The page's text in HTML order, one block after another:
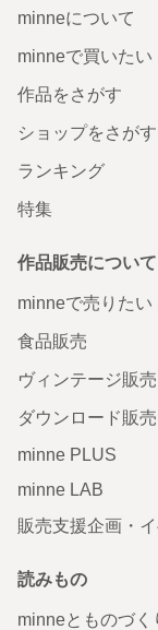
minneについて
minneで買いたい
作品をさがす
ショップをさがす
ランキング
特集
作品販売について
minneで売りたい
食品販売
ヴィンテージ販売
ダウンロード販売
minne PLUS
minne LAB
販売支援企画・イ
読みもの
minneとものづく